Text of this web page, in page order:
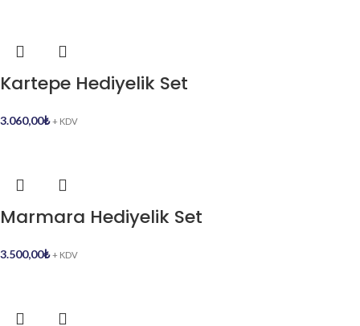
Kartepe Hediyelik Set
3.060,00₺ + KDV
Marmara Hediyelik Set
3.500,00₺ + KDV